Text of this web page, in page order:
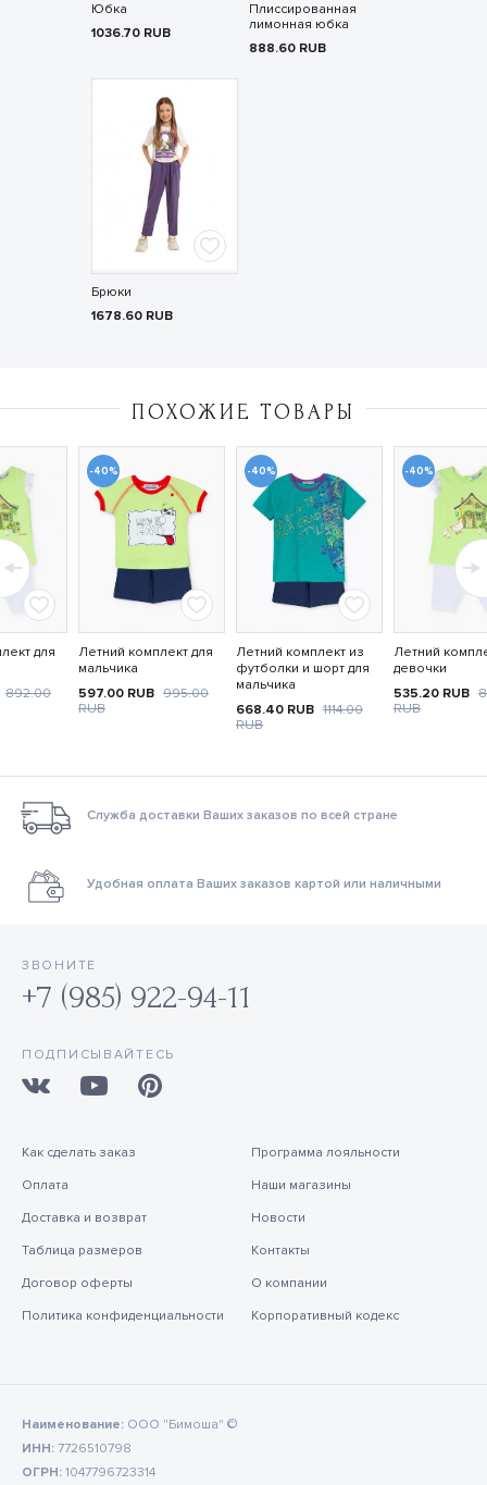
Юбка
1036.70 RUB
Плиссированная
лимонная юбка
888.60 RUB
Брюки
1678.60 RUB
ПОХОЖИЕ ТОВАРЫ
для
892.00
-40%
Летний комплект для
мальчика
597.00 RUB 995.00
RUB
-40%
Летний комплект из
футболки и шорт для
мальчика
668.40 RUB 1114.00
RUB
-40%
Летний
девочки
535.20 RUB
RUB
Служба доставки Ваших заказов по всей стране
Удобная оплата Ваших заказов картой или наличными
ЗВОНИТЕ
+7 (985) 922-94-11
ПОДПИСЫВАЙТЕСЬ
Как сделать заказ
Оплата
Доставка и возврат
Таблица размеров
Договор оферты
Политика конфиденциальности
Программа лояльности
Наши магазины
Новости
Контакты
О компании
Корпоративный кодекс
Наименование: ООО "Бимоша" ©
ИНН: 7726510798
ОГРН: 1047796723314